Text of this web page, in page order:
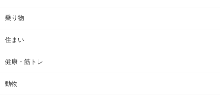
乗り物
住まい
健康・筋トレ
動物